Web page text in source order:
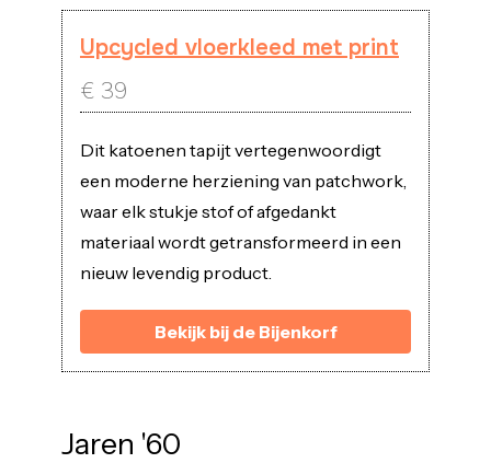
Upcycled vloerkleed met print
€ 39
Dit katoenen tapijt vertegenwoordigt
een moderne herziening van patchwork,
waar elk stukje stof of afgedankt
materiaal wordt getransformeerd in een
nieuw levendig product.
Bekijk bij de Bijenkorf
Jaren '60